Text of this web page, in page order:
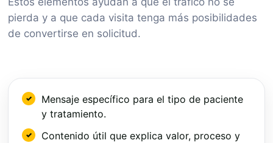
pierda y a que cada visita tenga más posibilidades
de convertirse en solicitud.
Mensaje específico para el tipo de paciente
y tratamiento.
Contenido útil que explica valor, proceso y